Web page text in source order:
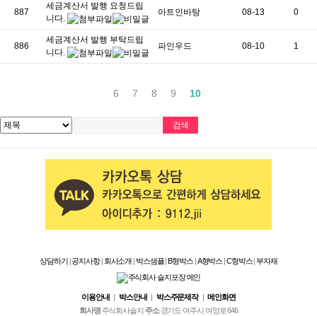
887
세금계산서 발행 요청드립
니다.
아트인바탕 08-13 0
886
세금계산서 발행 부탁드립
니다.
파인우드 08-10 1
6 7 8 9 10
상담하기|공지사항| 회사소개 | 박스샘플|B형박스|A형박스 |C형박스|부자재
이용안내| 박스안내| 박스주문제작|메인화면
회사명주식회사슬지 주소경기도 여주시 여양로 646